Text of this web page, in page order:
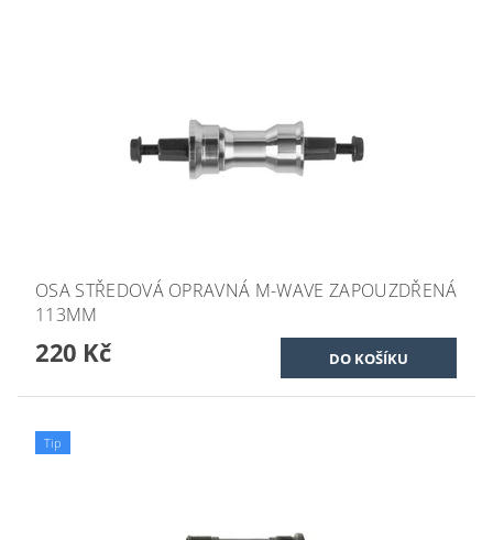
OSA STŘEDOVÁ OPRAVNÁ M-WAVE ZAPOUZDŘENÁ
113MM
220 Kč
Tip